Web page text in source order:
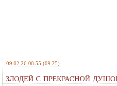
09.02.26 08:55 (09:25)
ЗЛОДЕЙ С ПРЕКРАСНОЙ